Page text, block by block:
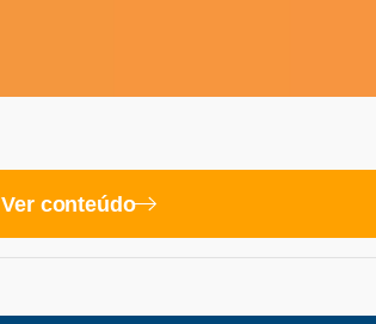
Ver conteúdo